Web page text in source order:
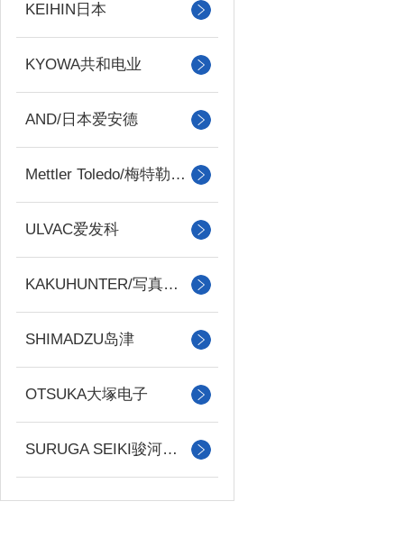
KEIHIN日本
KYOWA共和电业
AND/日本爱安德
Mettler Toledo/梅特勒托利多
ULVAC爱发科
KAKUHUNTER/写真化学
SHIMADZU岛津
OTSUKA大塚电子
SURUGA SEIKI骏河精机